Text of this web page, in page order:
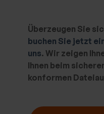
Überzeugen Sie
buchen Sie jetzt
uns. Wir zeigen
Ihnen beim
konformen